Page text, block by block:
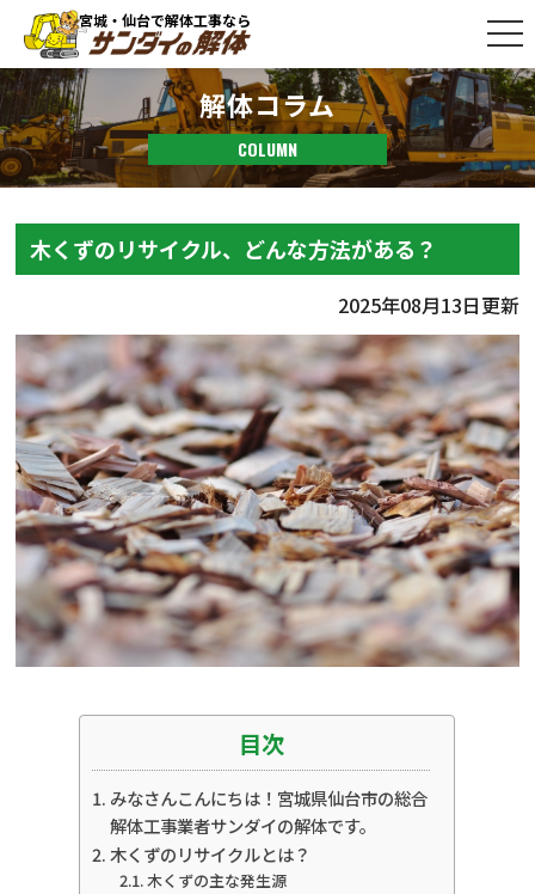
宮城・仙台で解体工事なら
解体コラム
COLUMN
木くずのリサイクル、どんな方法がある？
2025年08月13日更新
目次
みなさんこんにちは！宮城県仙台市の総合
解体工事業者サンダイの解体です。
木くずのリサイクルとは？
木くずの主な発生源